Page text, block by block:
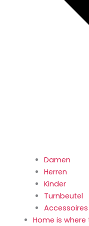
Damen
Herren
Kinder
Turnbeutel
Accessoires
Home is where